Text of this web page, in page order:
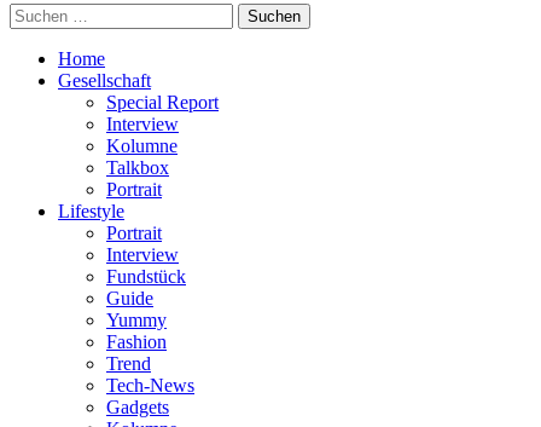
Suchen
nach:
Home
Gesellschaft
Special Report
Interview
Kolumne
Talkbox
Portrait
Lifestyle
Portrait
Interview
Fundstück
Guide
Yummy
Fashion
Trend
Tech-News
Gadgets